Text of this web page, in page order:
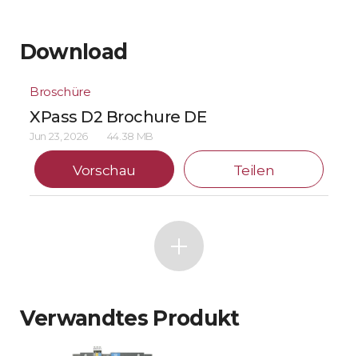
Download
Broschüre
XPass D2 Brochure DE
Jun 23, 2026 44.38 MB
Vorschau Teilen
Verwandtes Produkt